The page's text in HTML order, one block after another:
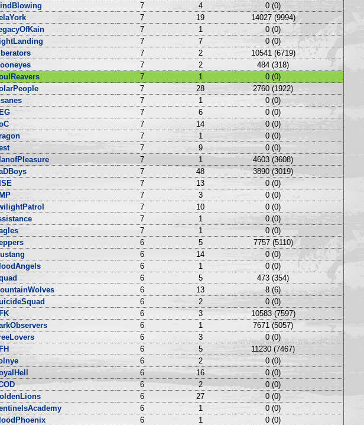
7 4
0 (0)
7 19
14027 (9994)
7 1
0 (0)
7 7
0 (0)
7 2
10541 (6719)
7 2
484 (318)
7 1
0 (0)
7 28
2760 (1922)
7 1
0 (0)
7 6
0 (0)
7 14
0 (0)
7 1
0 (0)
7 9
0 (0)
7 1
4603 (3608)
7 48
3890 (3019)
7 13
0 (0)
7 3
0 (0)
7 10
0 (0)
7 1
0 (0)
7 1
0 (0)
6 5
7757 (5110)
6 14
0 (0)
6 1
0 (0)
6 5
473 (354)
6 13
8 (6)
6 2
0 (0)
6 3
10583 (7597)
6 1
7671 (5057)
6 3
0 (0)
6 5
11230 (7467)
6 2
0 (0)
6 16
0 (0)
6 2
0 (0)
6 27
0 (0)
6 1
0 (0)
6 1
0 (0)